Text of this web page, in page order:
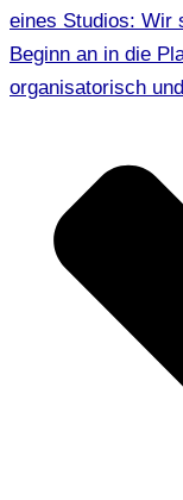
eines Studios: Wir
Beginn an in die
organisatorisch